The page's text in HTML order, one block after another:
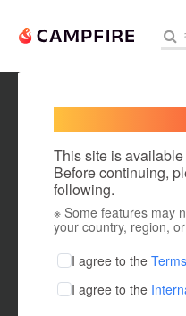
This site is
Before continuing,
following.
※ Some features may
your country, region,
I agree to the
I agree to the